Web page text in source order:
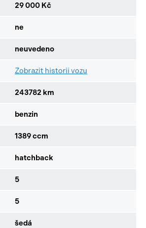
29 000 Kč
ne
neuvedeno
Zobrazit historii vozu
243782 km
benzin
1389 ccm
hatchback
5
5
šedá